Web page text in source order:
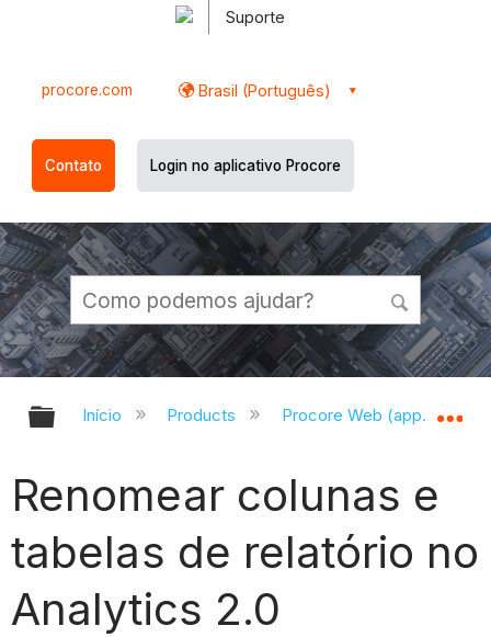
Suporte
procore.com Brasil (Português)
Contato Login no aplicativo Procore
Expandir/recolher hierarquia
Início Products Procore Web
Renomear colunas e
tabelas de relatório no
Analytics 2.0